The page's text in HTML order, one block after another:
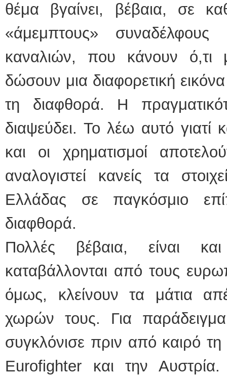
θέμα βγαίνει, βέβαια, σε
«άμεμπτους»
καναλιών, που κάνουν ό,τι
δώσουν μια διαφορετική
τη διαφθορά. Η
διαψεύδει. Το λέω αυτό γιατί
και οι χρηματισμοί
αναλογιστεί κανείς τα
Ελλάδας σε παγκόσμιο
διαφθορά.
Πολλές βέβαια, είναι
καταβάλλονται από τους
όμως, κλείνουν τα μάτια
χωρών τους. Για
συγκλόνισε πριν από καιρό
Eurofighter και την